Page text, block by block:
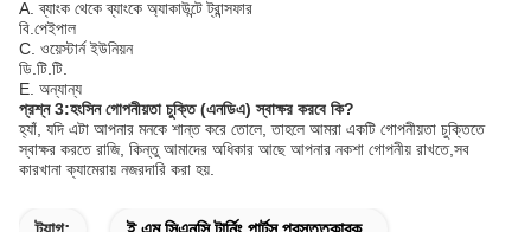
A. ব্যাংক থেকে ব্যাংকে অ্যাকাউন্টে ট্রান্সফার
বি.পেইপাল
C. ওয়েস্টার্ন ইউনিয়ন
ডি.টি.টি.
E. অন্যান্য
প্রশ্ন 3:হংসিন গোপনীয়তা চুক্তি (এনডিএ) স্বাক্ষর করবে কি?
হ্যাঁ, যদি এটা আপনার মনকে শান্ত করে তোলে, তাহলে আমরা একটি গোপনীয়তা চুক্তিতে
স্বাক্ষর করতে রাজি, কিন্তু আমাদের অধিকার আছে আপনার নকশা গোপনীয় রাখতে,সব
কারখানা ক্যামেরায় নজরদারি করা হয়.